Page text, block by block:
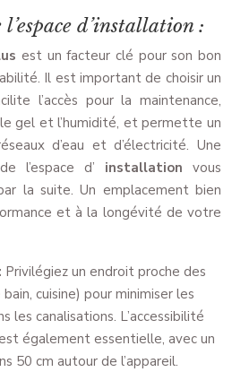
d’installation :
est un facteur clé pour son bon
Il est important de choisir un
l’accès pour la maintenance,
gel et l’humidité, et permette un
d’eau et d’électricité. Une
l’espace d’ installation vous
la suite. Un emplacement bien
et à la longévité de votre
Privilégiez un endroit proche des
cuisine) pour minimiser les
les canalisations. L’accessibilité
également essentielle, avec un
50 cm autour de l’appareil.